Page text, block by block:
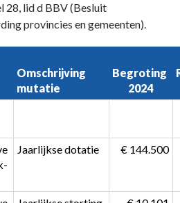
lid d BBV (Besluit
provincies en gemeenten).
Omschrijving
mutatie
Begroting
2024
Jaarlijkse dotatie € 144.500